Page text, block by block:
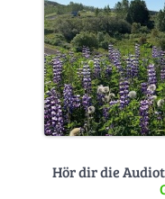
Hör dir die